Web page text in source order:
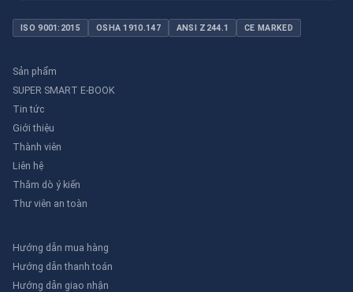
ISO 9001:2015 OSHA 1910.147 ANSI Z244.1 CE MARKED
Sản phẩm
SUPER SMART E-BOOK
Tin tức
Giới thiệu
Thành viên
Liên hệ
Thăm dò ý kiến
Thư viên an toàn
Hướng dẫn mua hàng
Hướng dẫn thanh toán
Hướng dẫn giao nhận